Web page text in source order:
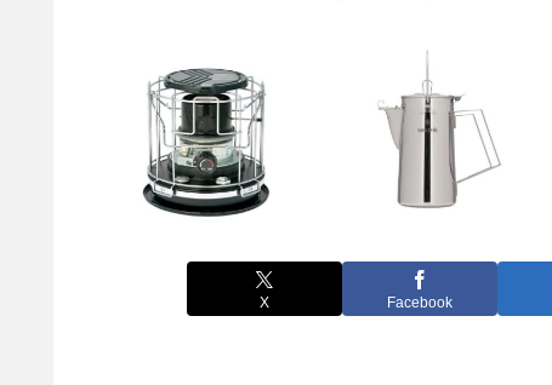
X Facebook